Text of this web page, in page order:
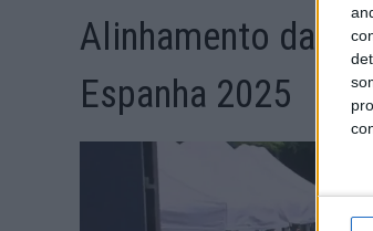
Alinhamento da
Espanha 2025